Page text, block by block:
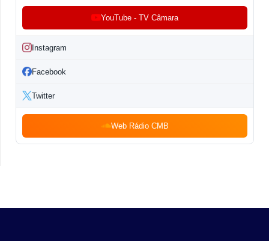
YouTube - TV Câmara
Instagram
Facebook
Twitter
Web Rádio CMB